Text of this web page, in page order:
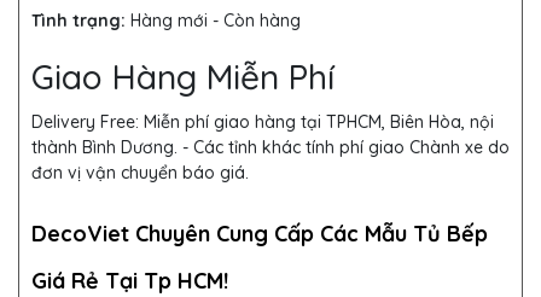
Tình trạng: Hàng mới - Còn hàng
Giao Hàng Miễn Phí
Delivery Free: Miễn phí giao hàng tại TPHCM, Biên Hòa, nội
thành Bình Dương. - Các tỉnh khác tính phí giao Chành xe do
đơn vị vận chuyển báo giá.
DecoViet Chuyên Cung Cấp Các Mẫu Tủ Bếp
Giá Rẻ Tại Tp HCM!